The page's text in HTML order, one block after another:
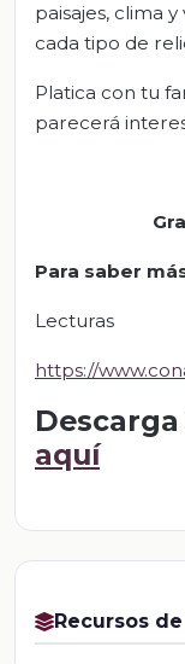
paisajes, clima
cada tipo de
Platica con tu
parecerá
Para saber
Lecturas
https://
aquí
Recursos